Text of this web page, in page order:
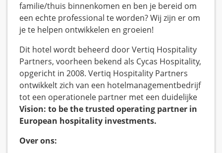
familie/thuis binnenkomen en ben je bereid om
een echte professional te worden? Wij zijn er om
je te helpen ontwikkelen en groeien!
Dit hotel wordt beheerd door Vertiq Hospitality
Partners, voorheen bekend als Cycas Hospitality,
opgericht in 2008. Vertiq Hospitality Partners
ontwikkelt zich van een hotelmanagementbedrijf
tot een operationele partner met een duidelijke
Vision: to be the trusted operating partner in
European hospitality investments.
Over ons: